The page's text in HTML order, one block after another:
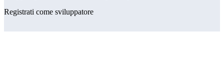
Registrati come sviluppatore